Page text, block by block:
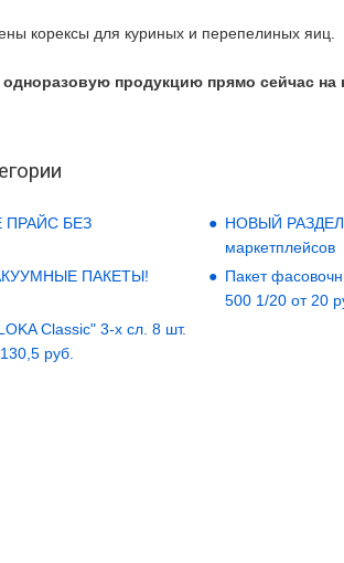
корексы для куриных и перепелиных яиц.
одноразовую продукцию прямо сейчас на
ПРАЙС БЕЗ
НОВЫЙ РАЗДЕЛ!
маркетплейсов
ПАКЕТЫ!
Пакет
500 1/20 от 20
Classic" 3-х сл. 8 шт.
руб.